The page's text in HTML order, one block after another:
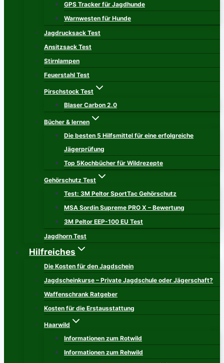
GPS Tracker für Jagdhunde
Warnwesten für Hunde
Jagdrucksack Test
Ansitzsack Test
Stirnlampen
Feuerstahl Test
Pirschstock Test
Blaser Carbon 2.0
Bücher & lernen
Die besten 5 Hilfsmittel für eine erfolgreiche
Jägerprüfung
Top 5Kochbücher für Wildrezepte
Gehörschutz Test
Test: 3M Peltor SportTac Gehörschutz
MSA Sordin Supreme PRO X – Bewertung
3M Peltor EEP-100 EU Test
Jagdhorn Test
Hilfreiches
Die Kosten für den Jagdschein
Jagdscheinkurse – Private Jagdschule oder Jägerschaft?
Waffenschrank Ratgeber
Kosten für die Erstausstattung
Haarwild
Informationen zum Rotwild
Informationen zum Rehwild